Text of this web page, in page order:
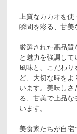
上質なカカオを
瞬間を彩る、甘美
厳選された高品質
と魅力を強調し
風味と、こだわ
ど、大切な時をよ
います。美味しさ
る、甘美で上品な
います。
美食家たちが自宅